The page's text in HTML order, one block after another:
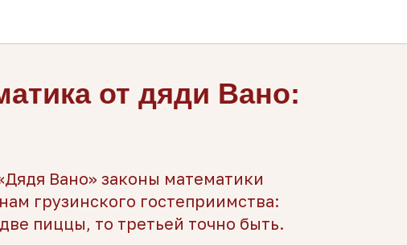
от дяди Вано:
Вано» законы математики
грузинского гостеприимства:
пиццы, то третьей точно быть.